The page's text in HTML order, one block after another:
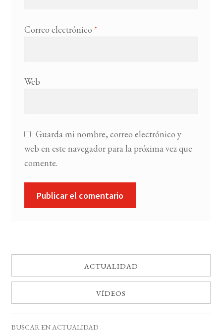
Correo electrónico *
Web
Guarda mi nombre, correo electrónico y
web en este navegador para la próxima vez que
comente.
ACTUALIDAD
VÍDEOS
BUSCAR EN ACTUALIDAD